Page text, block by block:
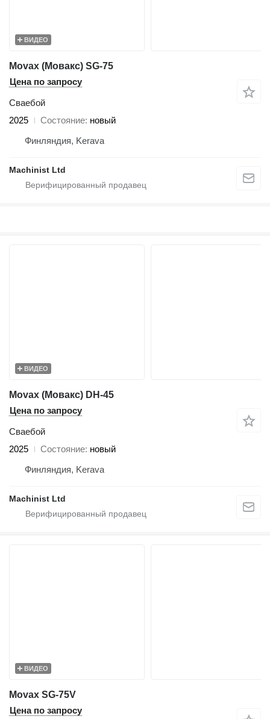
ВИДЕО
Movax (Мовакс) SG-75
Цена по запросу
Сваебой
2025
Состояние новый
Финляндия, Kerava
Machinist Ltd
ВИДЕО
Movax (Мовакс) DH-45
Цена по запросу
Сваебой
2025
Состояние новый
Финляндия, Kerava
Machinist Ltd
ВИДЕО
Movax SG-75V
Цена по запросу